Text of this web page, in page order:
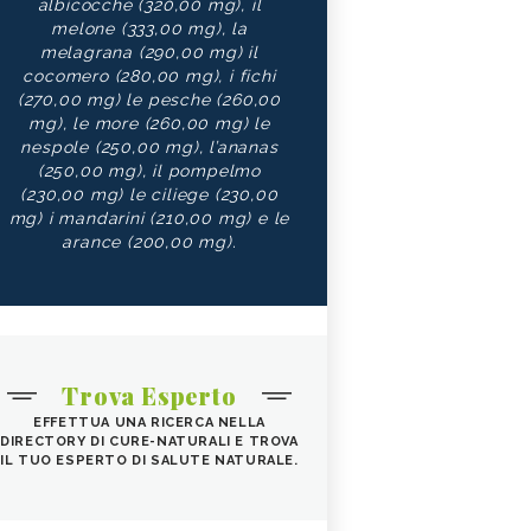
albicocche (320,00 mg), il
melone (333,00 mg), la
melagrana (290,00 mg) il
cocomero (280,00 mg), i fichi
(270,00 mg) le pesche (260,00
mg), le more (260,00 mg) le
nespole (250,00 mg), l’ananas
(250,00 mg), il pompelmo
(230,00 mg) le ciliege (230,00
mg) i mandarini (210,00 mg) e le
arance (200,00 mg).
Trova Esperto
EFFETTUA UNA RICERCA NELLA
DIRECTORY DI CURE-NATURALI E TROVA
IL TUO ESPERTO DI SALUTE NATURALE.